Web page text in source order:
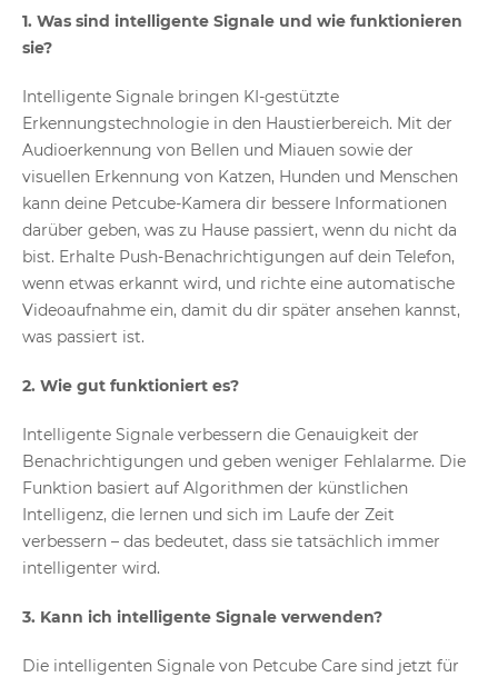
1. Was sind intelligente Signale und wie funktionieren
sie?
Intelligente Signale bringen KI-gestützte
Erkennungstechnologie in den Haustierbereich. Mit der
Audioerkennung von Bellen und Miauen sowie der
visuellen Erkennung von Katzen, Hunden und Menschen
kann deine Petcube-Kamera dir bessere Informationen
darüber geben, was zu Hause passiert, wenn du nicht da
bist. Erhalte Push-Benachrichtigungen auf dein Telefon,
wenn etwas erkannt wird, und richte eine automatische
Videoaufnahme ein, damit du dir später ansehen kannst,
was passiert ist.
2. Wie gut funktioniert es?
Intelligente Signale verbessern die Genauigkeit der
Benachrichtigungen und geben weniger Fehlalarme. Die
Funktion basiert auf Algorithmen der künstlichen
Intelligenz, die lernen und sich im Laufe der Zeit
verbessern – das bedeutet, dass sie tatsächlich immer
intelligenter wird.
3. Kann ich intelligente Signale verwenden?
Die intelligenten Signale von Petcube Care sind jetzt für